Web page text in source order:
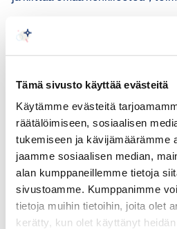
Tämä sivusto käyttää evästeitä
Käytämme evästeitä
räätälöimiseen, sosiaalisen
tukemiseen ja kävijämäärämme
jaamme sosiaalisen median,
alan kumppaneillemme tietoja
sivustoamme. Kumppanimme
tietoja muihin tietoihin, joita olet
kerätty, kun olet käyttänyt
Innofactorin tasapuolisesta
riippumatta.
Ansiomerkki kertoo myös
LaatujohtajaSatu Ryökkynen on
Innofactorissa vuodesta 2013
innofactorilainen taannoisen
hänen työuransa on